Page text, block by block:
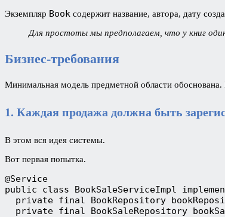
Экземпляр Book содержит название, автора, дату
Для простоты мы предполагаем, что у книг
Бизнес-требования
Минимальная модель предметной области
1. Каждая продажа должна быть
В этом вся идея системы.
Вот первая попытка.
@Service
public class BookSaleServiceImpl
private final BookRepository
private final BookSaleRepository